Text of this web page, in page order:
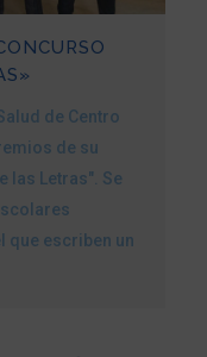
de Centro
de su
las Letras". Se
que escriben un